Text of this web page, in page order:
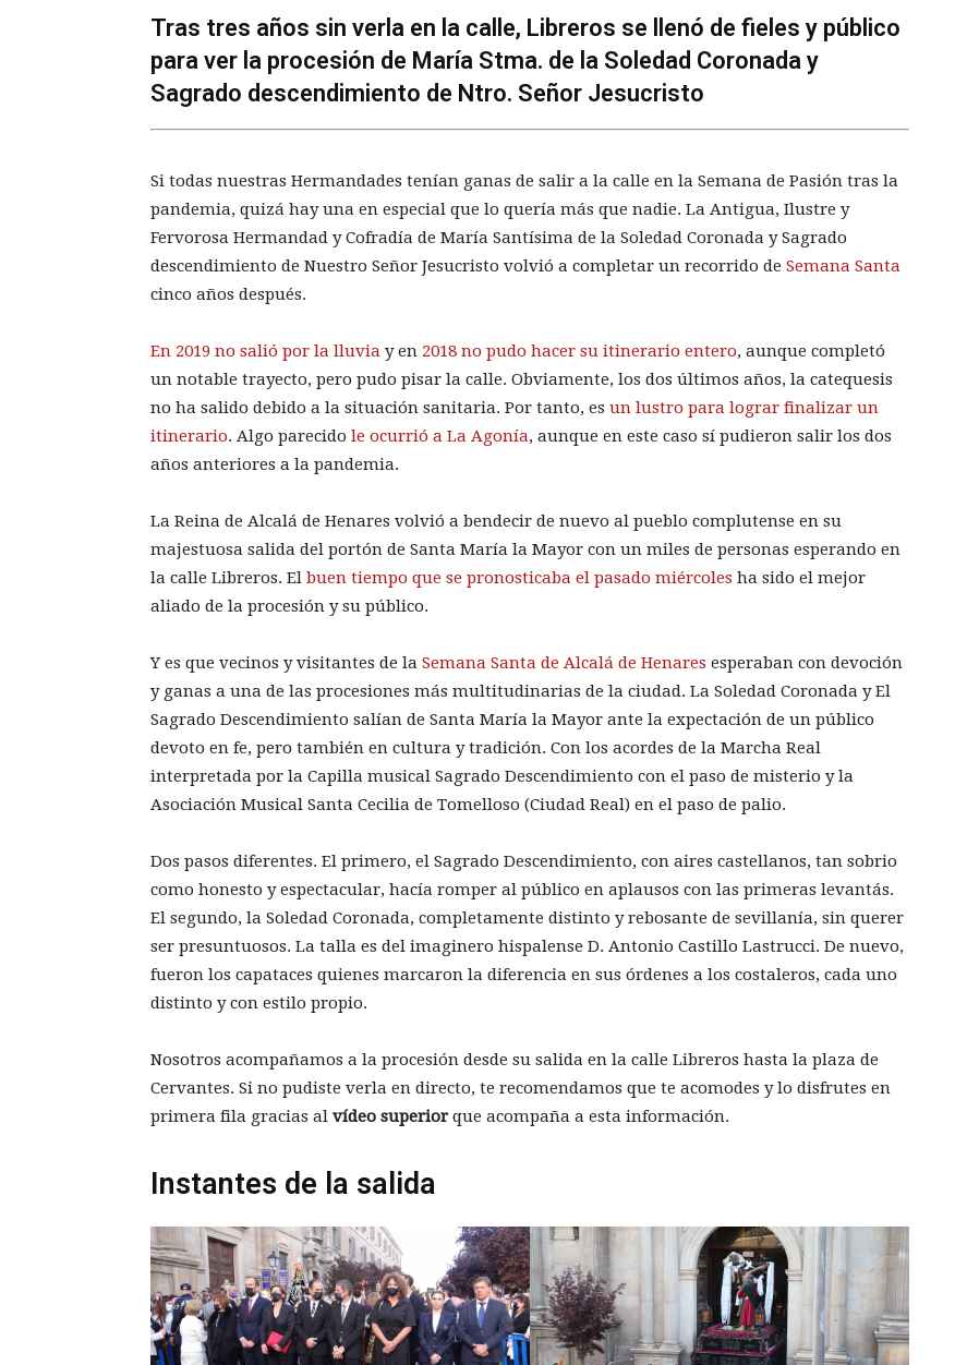
Tras tres años sin verla en la calle, Libreros se llenó de fieles y público
para ver la procesión de María Stma. de la Soledad Coronada y
Sagrado descendimiento de Ntro. Señor Jesucristo
Si todas nuestras Hermandades tenían ganas de salir a la calle en la Semana de Pasión tras la
pandemia, quizá hay una en especial que lo quería más que nadie. La Antigua, Ilustre y
Fervorosa Hermandad y Cofradía de María Santísima de la Soledad Coronada y Sagrado
descendimiento de Nuestro Señor Jesucristo volvió a completar un recorrido de Semana Santa
cinco años después.
En 2019 no salió por la lluvia y en 2018 no pudo hacer su itinerario entero, aunque completó
un notable trayecto, pero pudo pisar la calle. Obviamente, los dos últimos años, la catequesis
no ha salido debido a la situación sanitaria. Por tanto, es un lustro para lograr finalizar un
itinerario. Algo parecido le ocurrió a La Agonía, aunque en este caso sí pudieron salir los dos
años anteriores a la pandemia.
La Reina de Alcalá de Henares volvió a bendecir de nuevo al pueblo complutense en su
majestuosa salida del portón de Santa María la Mayor con un miles de personas esperando en
la calle Libreros. El buen tiempo que se pronosticaba el pasado miércoles ha sido el mejor
aliado de la procesión y su público.
Y es que vecinos y visitantes de la Semana Santa de Alcalá de Henares esperaban con devoción
y ganas a una de las procesiones más multitudinarias de la ciudad. La Soledad Coronada y El
Sagrado Descendimiento salían de Santa María la Mayor ante la expectación de un público
devoto en fe, pero también en cultura y tradición. Con los acordes de la Marcha Real
interpretada por la Capilla musical Sagrado Descendimiento con el paso de misterio y la
Asociación Musical Santa Cecilia de Tomelloso (Ciudad Real) en el paso de palio.
Dos pasos diferentes. El primero, el Sagrado Descendimiento, con aires castellanos, tan sobrio
como honesto y espectacular, hacía romper al público en aplausos con las primeras levantás.
El segundo, la Soledad Coronada, completamente distinto y rebosante de sevillanía, sin querer
ser presuntuosos. La talla es del imaginero hispalense D. Antonio Castillo Lastrucci. De nuevo,
fueron los capataces quienes marcaron la diferencia en sus órdenes a los costaleros, cada uno
distinto y con estilo propio.
Nosotros acompañamos a la procesión desde su salida en la calle Libreros hasta la plaza de
Cervantes. Si no pudiste verla en directo, te recomendamos que te acomodes y lo disfrutes en
primera fila gracias al vídeo superiorque acompaña a esta información.
Instantes de la salida